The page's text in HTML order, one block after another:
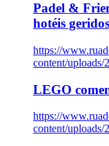
Padel &
hotéis
https://
content/uploads/
LEGO
https://
content/